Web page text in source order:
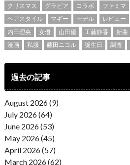
クリスマス
グラビア コラボ ファミマ
ヘアスタイル
マギー モデル レビュー
内田理央
女優 山田優 工藤静香 新曲
漫画
私服 藤田ニコル 誕生日 調査
過去の記事
August 2026 (9)
July 2026 (64)
June 2026 (53)
May 2026 (45)
April 2026 (57)
March 2026 (62)